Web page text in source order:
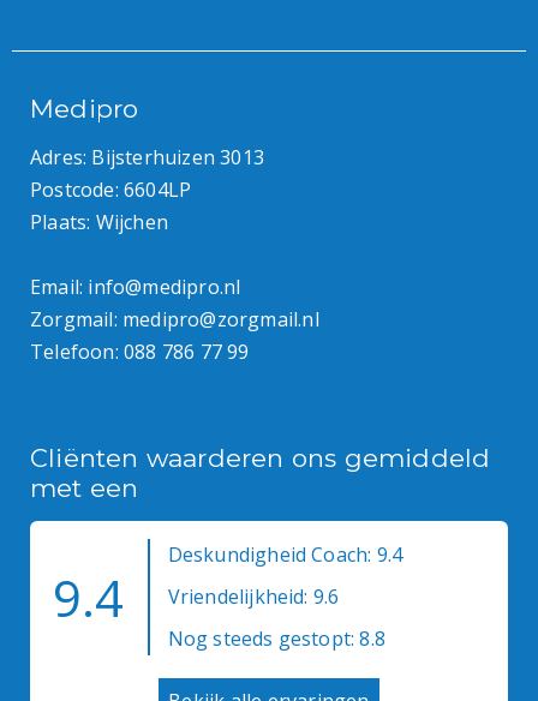
Medipro
Adres: Bijsterhuizen 3013
Postcode: 6604LP
Plaats: Wijchen
Email: info@medipro.nl
Zorgmail: medipro@zorgmail.nl
Telefoon: 088 786 77 99
Cliënten waarderen ons gemiddeld
met een
9.4
Deskundigheid Coach: 9.4
Vriendelijkheid: 9.6
Nog steeds gestopt: 8.8